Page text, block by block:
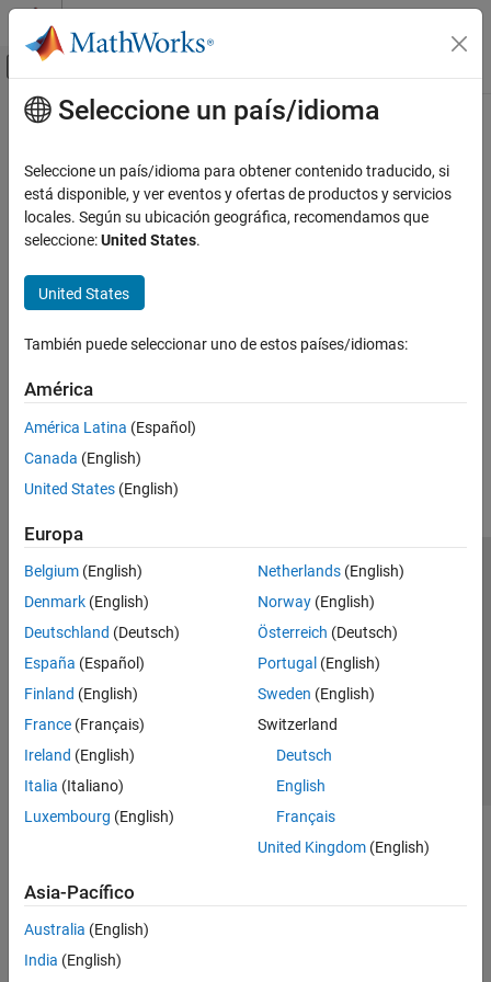
Saltar al contenido
Mostrar/ocultar menú de navegación
Inicio de Documentación
Contenido principal
How useful was this information?
Seleccione un país/idioma
Seleccione un país/idioma para obtener contenido traducido, si
está disponible, y ver eventos y ofertas de productos y servicios
locales. Según su ubicación geográfica, recomendamos que
seleccione:United States.
United States
También puede seleccionar uno de estos países/idiomas:
América
América Latina (Español)
Canada (English)
United States (English)
Europa
Belgium (English)
Denmark (English)
Deutschland (Deutsch)
España (Español)
Finland (English)
France (Français)
Ireland (English)
Italia (Italiano)
Luxembourg (English)
Netherlands(English)
Norway(English)
Österreich (Deutsch)
Portugal (English)
Sweden (English)
Switzerland
Deutsch
English
Français
United Kingdom(English)
Asia-Pacífico
Australia (English)
India (English)
Centro de confianza
Marcas comerciales
Política de privacidad
Antipiratería
Estado de las aplicaciones
Información de contacto
© 1994-2026 The MathWorks, Inc.